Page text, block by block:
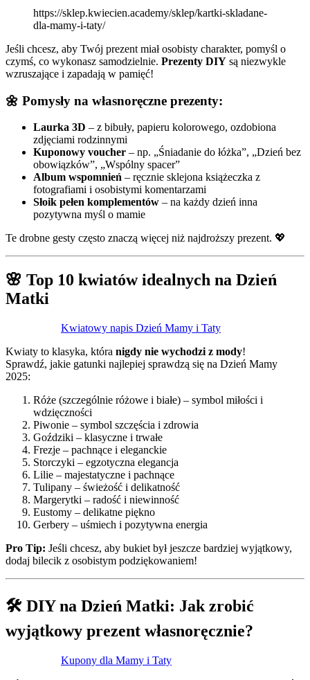
https://sklep.kwiecien.academy/sklep/kartki-skladane-
dla-mamy-i-taty/
Jeśli chcesz, aby Twój prezent miał osobisty charakter, pomyśl o
czymś, co wykonasz samodzielnie. Prezenty DIY są niezwykle
wzruszające i zapadają w pamięć!
🌼 Pomysły na własnoręczne prezenty:
Laurka 3D – z bibuły, papieru kolorowego, ozdobiona
zdjęciami rodzinnymi
Kuponowy voucher – np. „Śniadanie do łóżka”, „Dzień bez
obowiązków”, „Wspólny spacer”
Album wspomnień – ręcznie sklejona książeczka z
fotografiami i osobistymi komentarzami
Słoik pełen komplementów – na każdy dzień inna
pozytywna myśl o mamie
Te drobne gesty często znaczą więcej niż najdroższy prezent. 💖
🌸 Top 10 kwiatów idealnych na Dzień
Matki
Kwiatowy napis Dzień Mamy i Taty
Kwiaty to klasyka, która nigdy nie wychodzi z mody!
Sprawdź, jakie gatunki najlepiej sprawdzą się na Dzień Mamy
2025:
Róże (szczególnie różowe i białe) – symbol miłości i
wdzięczności
Piwonie – symbol szczęścia i zdrowia
Goździki – klasyczne i trwałe
Frezje – pachnące i eleganckie
Storczyki – egzotyczna elegancja
Lilie – majestatyczne i pachnące
Tulipany – świeżość i delikatność
Margerytki – radość i niewinność
Eustomy – delikatne piękno
Gerbery – uśmiech i pozytywna energia
Pro Tip: Jeśli chcesz, aby bukiet był jeszcze bardziej wyjątkowy,
dodaj bilecik z osobistym podziękowaniem!
🛠️ DIY na Dzień Matki: Jak zrobić
wyjątkowy prezent własnoręcznie?
Kupony dla Mamy i Taty